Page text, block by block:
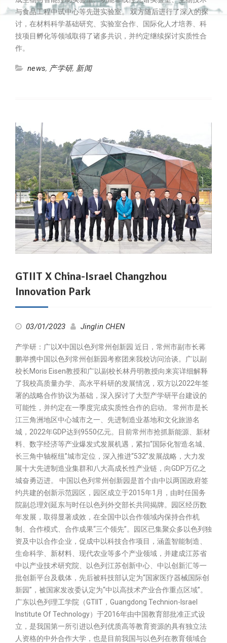
与食品工程中试中心等先进实验室。 双方随后进行了深入的探
讨，在材料科学基础研究、实验室合作、国际化人才培养、科
技项目孵化等领域取得了诸多共识，并约定继续探讨实质性合
作。
news, 产学研, 新闻
GTIIT X China-Israel Changzhou
Innovation Park
03/01/2023 Jinglin CHEN
产学研：广以X中国以色列常州创新园 近日，常州市副市长蒋
鹏举携中国以色列常州创新园考察团来我校访问洽谈。广以副
校长Moris Eisen教授和广以副校长林丹明教授向来宾详细解释
了我校高质量办学、高水平科研的发展情况，双方以2022年签
署的战略合作协议为基础，深入探讨了大型产学研平台建设的
可能性，并约定在一季度完成实质性合作的启动。 常州市是长
江三角洲地区中心城市之一、先进制造业基地和文化旅游名
城，2022年GDP达到9550亿元。目前常州市抢抓新能源、新材
料、数字经济等产业爆发式发展机遇，紧扣“国际化智造名城、
长三角中轴枢纽”城市定位，深入推进“532”发展战略，大力发
展十大先进制造业集群和八大高成长性产业链，向GDP万亿之
城奋勇迈进。 中国以色列常州创新园是首个由中以两国政府签
约共建的创新示范园区，园区成立于2015年1月，由时任国务
院副总理刘延东与时任以色列外交部长共同揭牌。园区经历数
年发展，取得显著成效，在全国中以合作领域内保持合作机
制、合作模式、合作成果“三个领先”。园区已集聚众多以色列独
资及中以合作企业，促成中以科技合作项目，涵盖智能制造、
生命科学、新材料、现代农业等多个产业领域，并建成江苏省
中以产业技术研究院、以色列江苏创新中心、中以创新汇等一
批创新平台及载体，先后被科技部认定为“国家医疗器械国际创
新园”，被国家发改委认定为“中以高技术产业合作重点区域”。
广东以色列理工学院（GTIIT，Guangdong Technion-Israel
Institute Of Technology）于2016年由中国教育部批准正式设
立，是我国第一所引进以色列优质高等教育资源的具有独立法
人资格的中外合作大学，也是目前我国与以色列在教育领域合